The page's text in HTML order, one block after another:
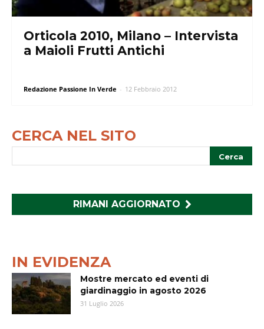
Orticola 2010, Milano – Intervista
a Maioli Frutti Antichi
Redazione Passione In Verde - 12 Febbraio 2012
CERCA NEL SITO
RIMANI AGGIORNATO
IN EVIDENZA
Mostre mercato ed eventi di
giardinaggio in agosto 2026
31 Luglio 2026